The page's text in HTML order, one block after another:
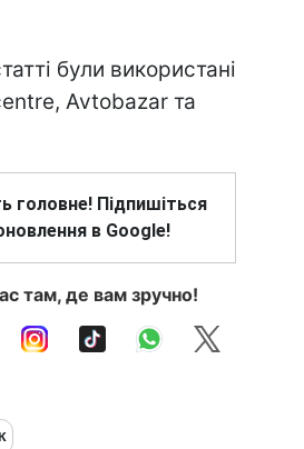
були використані
Avtobazar та
головне! Підпишіться
в Google!
там, де вам зручно!